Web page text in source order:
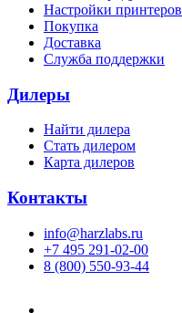
Настройки принтеров
Покупка
Доставка
Служба поддержки
Дилеры
Найти дилера
Cтать дилером
Карта дилеров
Контакты
info@harzlabs.ru
+7 495 291-02-00
8 (800) 550-93-44